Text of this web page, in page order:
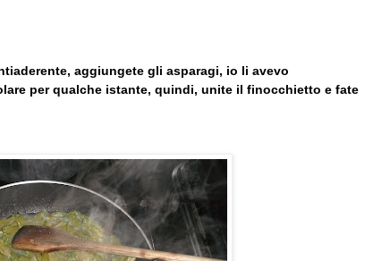
aggiungete gli asparagi, io li avevo
per qualche istante, quindi, unite il finocchietto e fate